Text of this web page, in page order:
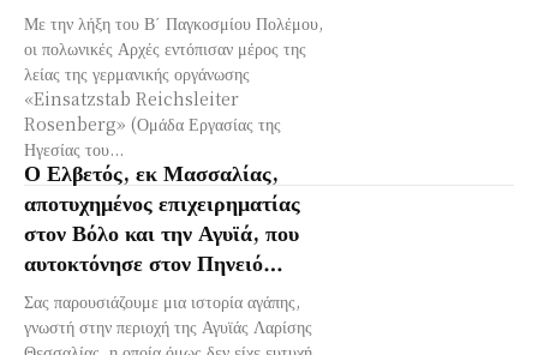
Με την λήξη του Β΄ Παγκοσμίου Πολέμου,
οι πολωνικές Αρχές εντόπισαν μέρος της
λείας της γερμανικής οργάνωσης
«Einsatzstab Reichsleiter
Rosenberg» (Ομάδα Εργασίας της
Ηγεσίας του...
Ο Ελβετός, εκ Μασσαλίας,
αποτυχημένος επιχειρηματίας
στον Βόλο και την Αγυϊά, που
αυτοκτόνησε στον Πηνειό…
Σας παρουσιάζουμε μια ιστορία αγάπης,
γνωστή στην περιοχή της Αγυϊάς Λαρίσης